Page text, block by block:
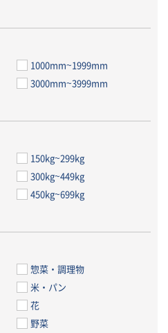
1000mm~1999mm
3000mm~3999mm
150kg~299kg
300kg~449kg
450kg~699kg
惣菜・調理物
米・パン
花
野菜